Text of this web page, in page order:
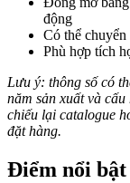
động
Có thể chuyển
Phù hợp tích
Lưu ý: thông số có
năm sản xuất và
chiếu lại catalogue
đặt hàng.
Điểm nổi